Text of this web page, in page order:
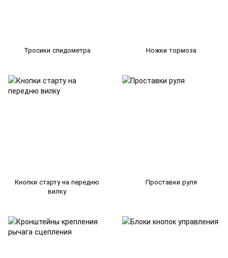
Тросики спидометра Ножки тормоза
Кнопки старту на передню
вилку
Проставки руля